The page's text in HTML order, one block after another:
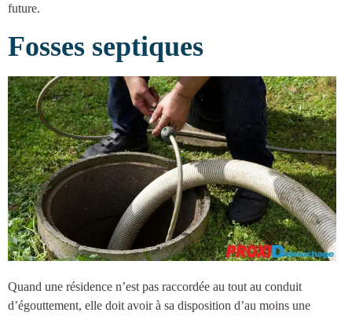
future.
Fosses septiques
Quand une résidence n’est pas raccordée au tout au conduit
d’égouttement, elle doit avoir à sa disposition d’au moins une